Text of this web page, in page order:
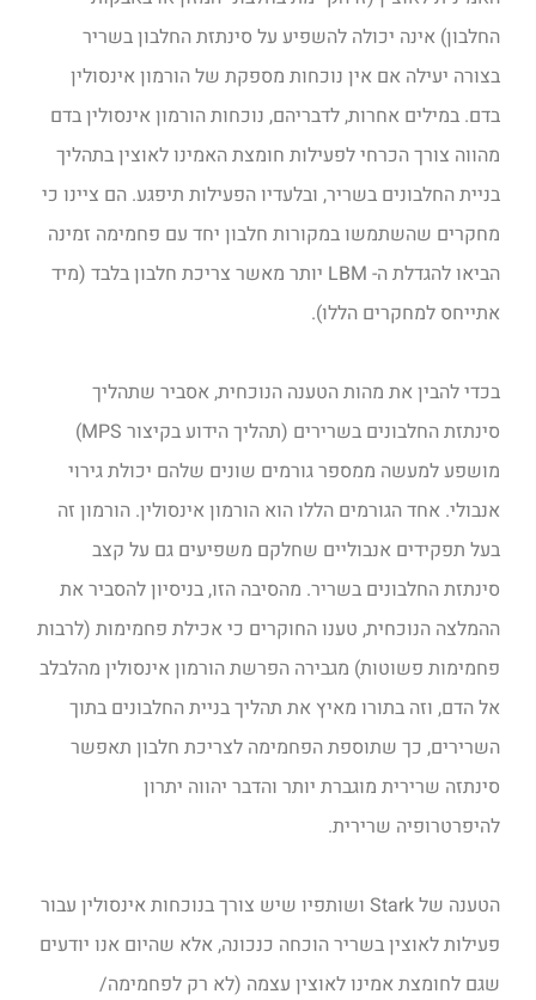
החלבון) אינה יכולה להשפיע על סינתזת החלבון בשריר
בצורה יעילה אם אין נוכחות מספקת של הורמון אינסולין
בדם. במילים אחרות, לדבריהם, נוכחות הורמון אינסולין בדם
מהווה צורך הכרחי לפעילות חומצת האמינו לאוצין בתהליך
בניית החלבונים בשריר, ובלעדיו הפעילות תיפגע. הם ציינו כי
מחקרים שהשתמשו במקורות חלבון יחד עם פחמימה זמינה
הביאו להגדלת ה- LBM יותר מאשר צריכת חלבון בלבד (מיד
אתייחס למחקרים הללו).
בכדי להבין את מהות הטענה הנוכחית, אסביר שתהליך
סינתזת החלבונים בשרירים (תהליך הידוע בקיצור MPS)
מושפע למעשה ממספר גורמים שונים שלהם יכולת גירוי
אנבולי. אחד הגורמים הללו הוא הורמון אינסולין. הורמון זה
בעל תפקידים אנבוליים שחלקם משפיעים גם על קצב
סינתזת החלבונים בשריר. מהסיבה הזו, בניסיון להסביר את
ההמלצה הנוכחית, טענו החוקרים כי אכילת פחמימות (לרבות
פחמימות פשוטות) מגבירה הפרשת הורמון אינסולין מהלבלב
אל הדם, וזה בתורו מאיץ את תהליך בניית החלבונים בתוך
השרירים, כך שתוספת הפחמימה לצריכת חלבון תאפשר
סינתזה שרירית מוגברת יותר והדבר יהווה יתרון
להיפרטרופיה שרירית.
הטענה של Stark ושותפיו שיש צורך בנוכחות אינסולין עבור
פעילות לאוצין בשריר הוכחה כנכונה, אלא שהיום אנו יודעים
שגם לחומצת אמינו לאוצין עצמה (לא רק לפחמימה/